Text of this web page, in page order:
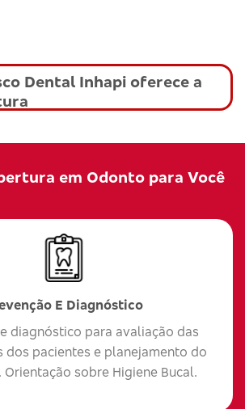
Dental Inhapi oferece a
em Odonto para Você
E Diagnóstico
diagnóstico para avaliação das
dos pacientes e planejamento do
sobre Higiene Bucal.